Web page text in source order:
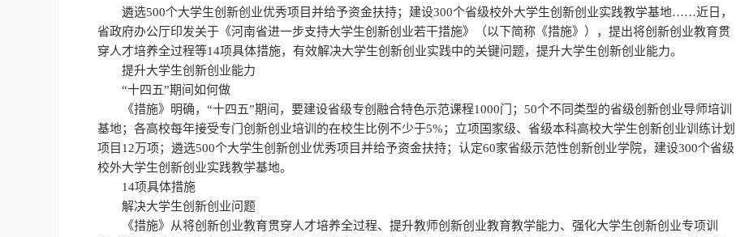
遴选500个大学生创新创业优秀项目并给予资金扶持；建设300个省级校外大学生创新创业实践教学基地……近日，
省政府办公厅印发关于《河南省进一步支持大学生创新创业若干措施》（以下简称《措施》），提出将创新创业教育贯
穿人才培养全过程等14项具体措施，有效解决大学生创新创业实践中的关键问题，提升大学生创新创业能力。
提升大学生创新创业能力
“十四五”期间如何做
《措施》明确，“十四五”期间，要建设省级专创融合特色示范课程1000门；50个不同类型的省级创新创业导师培训
基地；各高校每年接受专门创新创业培训的在校生比例不少于5%；立项国家级、省级本科高校大学生创新创业训练计划
项目12万项；遴选500个大学生创新创业优秀项目并给予资金扶持；认定60家省级示范性创新创业学院，建设300个省级
校外大学生创新创业实践教学基地。
14项具体措施
解决大学生创新创业问题
《措施》从将创新创业教育贯穿人才培养全过程、提升教师创新创业教育教学能力、强化大学生创新创业专项训